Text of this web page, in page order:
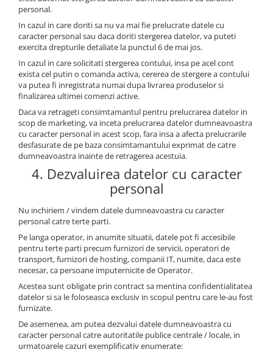
personal.
In cazul in care doriti sa nu va mai fie prelucrate datele cu
caracter personal sau daca doriti stergerea datelor, va puteti
exercita drepturile detaliate la punctul 6 de mai jos.
In cazul in care solicitati stergerea contului, insa pe acel cont
exista cel putin o comanda activa, cererea de stergere a contului
va putea fi inregistrata numai dupa livrarea produselor si
finalizarea ultimei comenzi active.
Daca va retrageti consimtamantul pentru prelucrarea datelor in
scop de marketing, va inceta prelucrarea datelor dumneavoastra
cu caracter personal in acest scop, fara insa a afecta prelucrarile
desfasurate de pe baza consimtamantului exprimat de catre
dumneavoastra inainte de retragerea acestuia.
4. Dezvaluirea datelor cu caracter
personal
Nu inchiriem / vindem datele dumneavoastra cu caracter
personal catre terte parti.
Pe langa operator, in anumite situatii, datele pot fi accesibile
pentru terte parti precum furnizori de servicii, operatori de
transport, furnizori de hosting, companii IT, numite, daca este
necesar, ca persoane imputernicite de Operator.
Acestea sunt obligate prin contract sa mentina confidentialitatea
datelor si sa le foloseasca exclusiv in scopul pentru care le-au fost
furnizate.
De asemenea, am putea dezvalui datele dumneavoastra cu
caracter personal catre autoritatile publice centrale / locale, in
urmatoarele cazuri exemplificativ enumerate: